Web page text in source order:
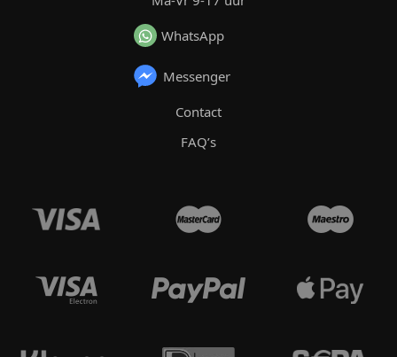
WhatsApp
Messenger
Contact
FAQ’s